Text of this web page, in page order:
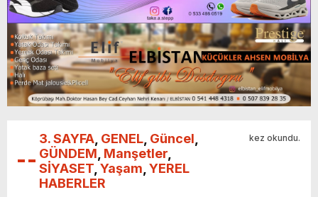
3. SAYFA GENEL Güncel
GÜNDEM Manşetler
SİYASET Yaşam YEREL
HABERLER
kez okundu.